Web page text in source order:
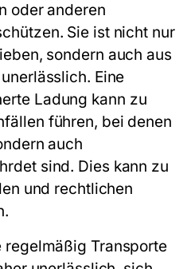
oder anderen
Sie ist nicht nur
sondern auch aus
Eine
Ladung kann zu
führen, bei denen
auch
sind. Dies kann zu
und rechtlichen
regelmäßig Transporte